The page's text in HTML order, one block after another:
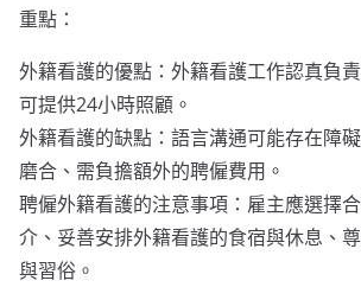
重點：
外籍看護的優點：外籍看護工作認真負
可提供24小時照顧。
外籍看護的缺點：語言溝通可能存在障
磨合、需負擔額外的聘僱費用。
聘僱外籍看護的注意事項：雇主應選擇
介、妥善安排外籍看護的食宿與休息、
與習俗。